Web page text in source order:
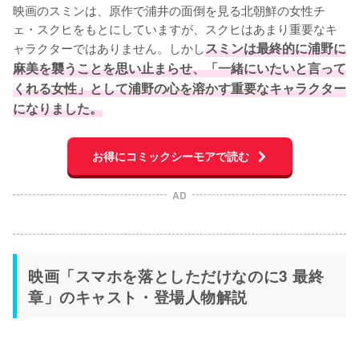
映画のスミンは、原作で浦井の面倒を見る北朝鮮の女性チ
ェ・スクヒをもとにしていますが、スクヒはあまり重要なキ
ャラクターではありません。しかしスミンは最終的に浦野に
麻美を襲うことを思い止まらせ、「一緒にいたいと言って
くれる女性」として浦野の心を溶かす重要なキャラクター
になりました。
お得にコミックシーモアで読む
AD
映画「スマホを落としただけなのに3 最終
章」のキャスト・登場人物解説